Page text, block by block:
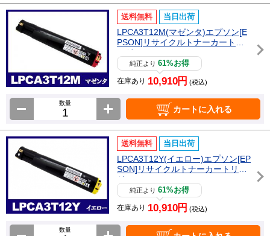
送料無料 当日出荷
LPCA3T12M(マゼンタ)エプソン[E
PSON]リサイクルトナーカートリ
ッジ
純正より61%お得
在庫あり 10,910円 (税込)
数量
カートに入れる
送料無料 当日出荷
LPCA3T12Y(イエロー)エプソン[EP
SON]リサイクルトナーカートリッ
ジ
純正より61%お得
在庫あり 10,910円 (税込)
数量